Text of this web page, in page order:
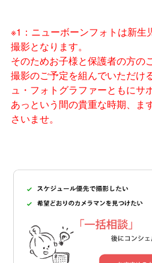
※1：ニューボーンフォトは新生
撮影となります。
そのためお子様と保護者の方の
撮影のご予定を組んでいただけ
ュ・フォトグラファーともにサ
あっという間の貴重な時期、ま
さいませ。